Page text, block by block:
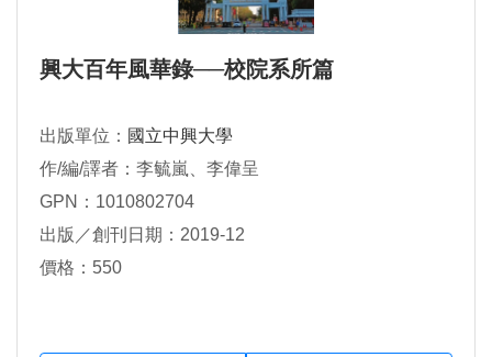
興大百年風華錄──校院系所篇
出版單位： 國立中興大學
作/編/譯者：李毓嵐、李偉呈
GPN：1010802704
出版／創刊日期：2019-12
價格：550